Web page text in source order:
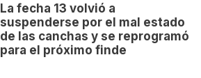
La fecha 13 volvió a
suspenderse por el mal estado
de las canchas y se reprogramó
para el próximo finde